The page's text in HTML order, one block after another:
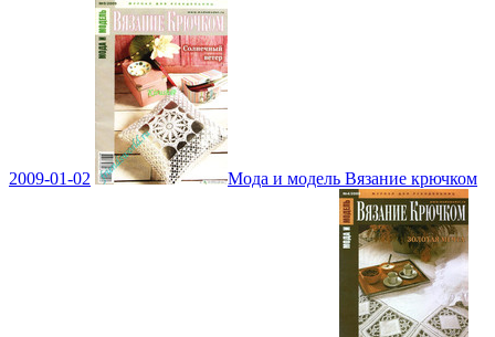
2009-01-02 Мода и модель Вязание крючком